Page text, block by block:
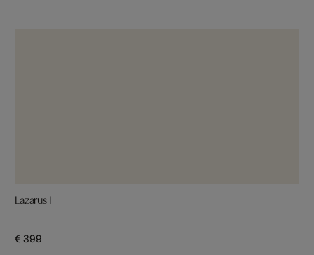
Lazarus I
€ 399